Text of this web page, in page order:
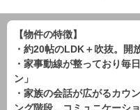
【物件の特徴】
・約20帖のLDK＋吹抜。開
・家事動線が整っており毎
ン」
・家族の会話が広がるカウ